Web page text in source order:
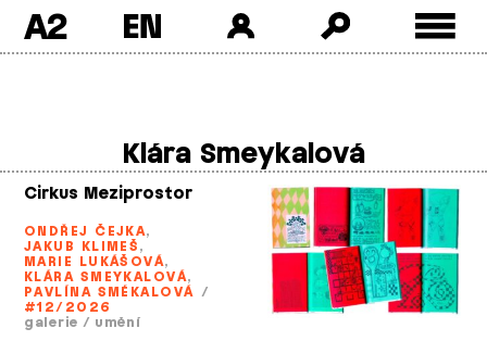
A2
Klára Smeykalová
Cirkus Meziprostor
ONDŘEJ ČEJKA,
JAKUB KLIMEŠ,
MARIE LUKÁŠOVÁ,
KLÁRA SMEYKALOVÁ,
PAVLÍNA SMÉKALOVÁ /
#12/2026
galerie / umění